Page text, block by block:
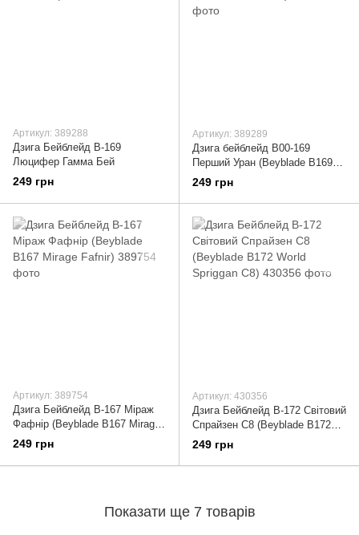
Артикул: 389288
Дзига Бейблейд B-169
Люцифер Гамма Бей
249 грн
Артикул: 389289
Дзига бейблейд B00-169
Перший Уран (Beyblade B169
First Uranus)
249 грн
Артикул: 389754
Дзига Бейблейд B-167 Міраж
Фафнір (Beyblade B167 Mirage
Fafnir)
249 грн
Артикул: 430356
Дзига Бейблейд B-172 Світовий
Спрайзен С8 (Beyblade B172
World Spriggan C8)
249 грн
Показати ще 7 товарів